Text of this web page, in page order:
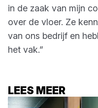
in de zaak van mijn
over de vloer. Ze
van ons bedrijf en
het vak.”
LEES MEER